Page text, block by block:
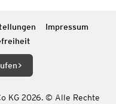
Impressum
KG 2026. © Alle Rechte